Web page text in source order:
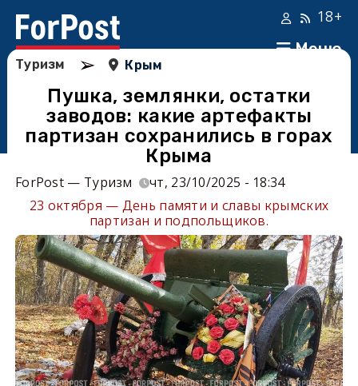
Меню
18+
Туризм ➢ Крым
Пушка, землянки, остатки
заводов: какие артефакты
партизан сохранились в горах
Крыма
ForPost — Туризм
чт, 23/10/2025 - 18:34
23 октября — День памяти и славы крымских
партизан и подпольщиков.